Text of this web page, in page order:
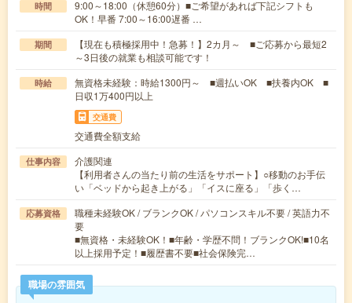
時間
9:00～18:00（休憩60分）■ご希望があれば下記シフトも
OK！早番 7:00～16:00遅番 …
期間
【現在も積極採用中！急募！】2カ月～ ■ご応募から最短2
～3日後の就業も相談可能です！
時給
無資格未経験：時給1300円～ ■週払いOK ■扶養内OK ■
日収1万400円以上
交通費
交通費全額支給
仕事内容
介護関連
【利用者さんの当たり前の生活をサポート】○移動のお手伝
い「ベッドから起き上がる」「イスに座る」「歩く…
応募資格
職種未経験OK / ブランクOK / パソコンスキル不要 / 英語力不
要
■無資格・未経験OK！■年齢・学歴不問！ブランクOK!■10名
以上採用予定！■履歴書不要■社会保険完…
職場の雰囲気